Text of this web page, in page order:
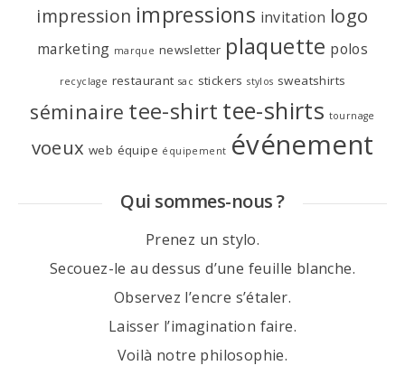
impression impressions invitation logo
marketing marque newsletter plaquette polos
recyclage restaurant sac stickers stylos sweatshirts
séminaire tee-shirt tee-shirts tournage
voeux web équipe équipement événement
Qui sommes-nous ?
Prenez un stylo.
Secouez-le au dessus d’une feuille blanche.
Observez l’encre s’étaler.
Laisser l’imagination faire.
Voilà notre philosophie.